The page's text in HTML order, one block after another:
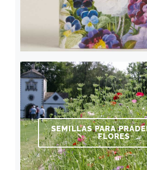
SEMILLAS PARA
FLORES